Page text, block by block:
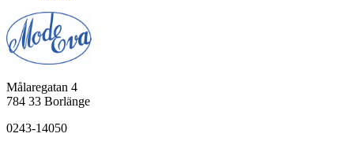
Målaregatan 4
784 33 Borlänge
0243-14050